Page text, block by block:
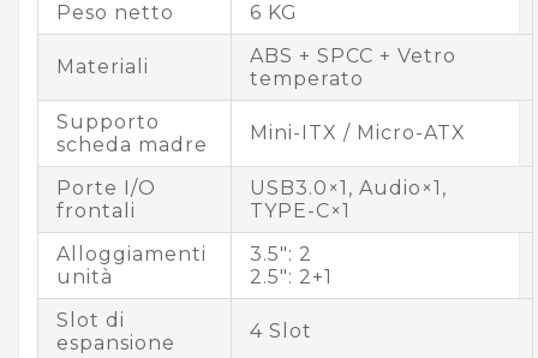
Peso netto
6 KG
Materiali
ABS + SPCC + Vetro
temperato
Supporto
scheda madre
Mini-ITX / Micro-ATX
Porte I/O
frontali
USB3.0×1, Audio×1,
TYPE-C×1
Alloggiamenti
unità
3.5": 2
2.5": 2+1
Slot di
espansione
4 Slot